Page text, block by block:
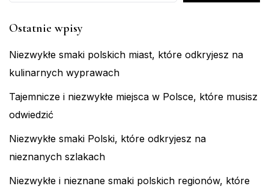
Ostatnie wpisy
Niezwykłe smaki polskich miast, które odkryjesz na
kulinarnych wyprawach
Tajemnicze i niezwykłe miejsca w Polsce, które musisz
odwiedzić
Niezwykłe smaki Polski, które odkryjesz na
nieznanych szlakach
Niezwykłe i nieznane smaki polskich regionów, które